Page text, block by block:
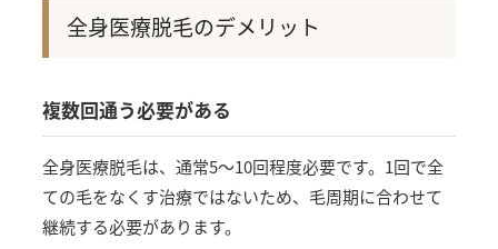
全身医療脱毛のデメリット
複数回通う必要がある
全身医療脱毛は、通常5〜10回程度必要です。1回で全
ての毛をなくす治療ではないため、毛周期に合わせて
継続する必要があります。